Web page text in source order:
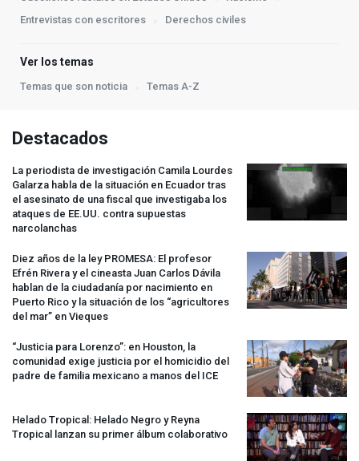
Entrevistas con escritores
Derechos civiles
Ver los temas
Temas que son noticia Temas A-Z
Destacados
La periodista de investigación Camila Lourdes
Galarza habla de la situación en Ecuador tras
el asesinato de una fiscal que investigaba los
ataques de EE.UU. contra supuestas
narcolanchas
Diez años de la ley PROMESA: El profesor
Efrén Rivera y el cineasta Juan Carlos Dávila
hablan de la ciudadanía por nacimiento en
Puerto Rico y la situación de los “agricultores
del mar” en Vieques
“Justicia para Lorenzo”: en Houston, la
comunidad exige justicia por el homicidio del
padre de familia mexicano a manos del ICE
Helado Tropical: Helado Negro y Reyna
Tropical lanzan su primer álbum colaborativo